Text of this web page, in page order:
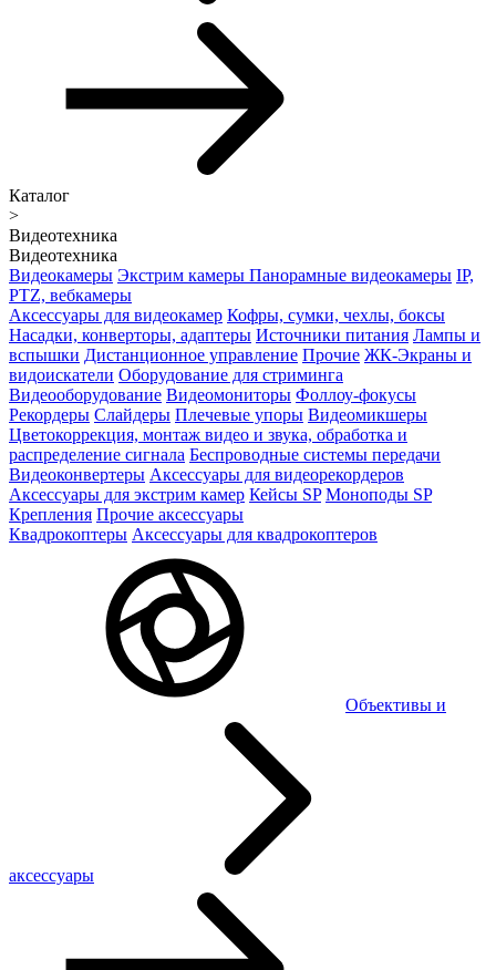
Каталог
>
Видеотехника
Видеотехника
Видеокамеры Экстрим камеры Панорамные видеокамеры IP,
PTZ, вебкамеры
Аксессуары для видеокамер Кофры, сумки, чехлы, боксы
Насадки, конверторы, адаптеры Источники питания Лампы и
вспышки Дистанционное управление Прочие ЖК-Экраны и
видоискатели Оборудование для стриминга
Видеооборудование Видеомониторы Фоллоу-фокусы
Рекордеры Слайдеры Плечевые упоры Видеомикшеры
Цветокоррекция, монтаж видео и звука, обработка и
распределение сигнала Беспроводные системы передачи
Видеоконвертеры Аксессуары для видеорекордеров
Аксессуары для экстрим камер Кейсы SP Моноподы SP
Крепления Прочие аксессуары
Квадрокоптеры Аксессуары для квадрокоптеров
Объективы и
аксессуары